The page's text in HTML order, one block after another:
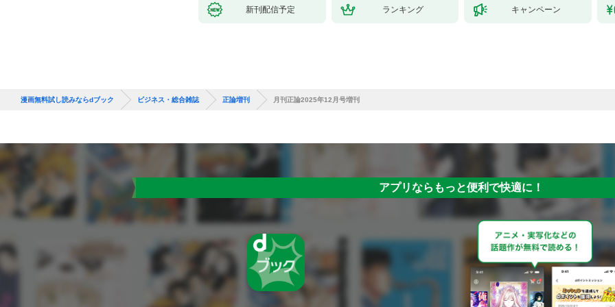
新刊配信予定 ランキング キャンペーン
漫画無料試し読みならdブック ビジネス・総合雑誌 正論増刊 月刊正論2025年12月号増刊
アプリならもっと便利で快適に！